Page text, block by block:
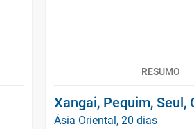
RESUMO
Xangai, Pequim, Seul,
Ásia Oriental, 20 dias